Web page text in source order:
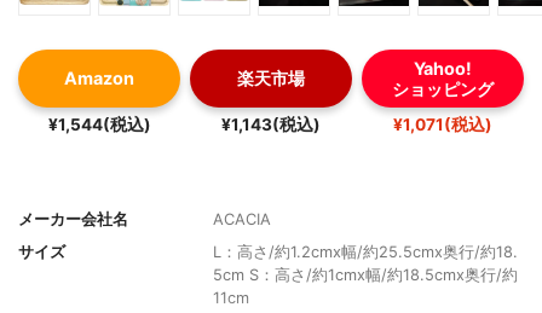
Amazon
¥1,544(税込)
楽天市場
¥1,143(税込)
Yahoo!
ショッピング
¥1,071(税込)
メーカー会社名
ACACIA
サイズ
L：高さ/約1.2cmx幅/約25.5cmx奥行/約18.
5cm S：高さ/約1cmx幅/約18.5cmx奥行/約
11cm